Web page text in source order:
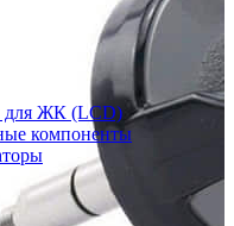
для ЖК (LCD)
компоненты